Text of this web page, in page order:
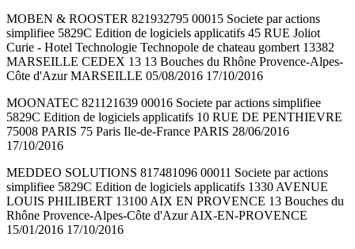
MOBEN & ROOSTER 821932795 00015 Societe par actions
simplifiee 5829C Edition de logiciels applicatifs 45 RUE Joliot
Curie - Hotel Technologie Technopole de chateau gombert 13382
MARSEILLE CEDEX 13 13 Bouches du Rhône Provence-Alpes-
Côte d'Azur MARSEILLE 05/08/2016 17/10/2016
MOONATEC 821121639 00016 Societe par actions simplifiee
5829C Edition de logiciels applicatifs 10 RUE DE PENTHIEVRE
75008 PARIS 75 Paris Ile-de-France PARIS 28/06/2016
17/10/2016
MEDDEO SOLUTIONS 817481096 00011 Societe par actions
simplifiee 5829C Edition de logiciels applicatifs 1330 AVENUE
LOUIS PHILIBERT 13100 AIX EN PROVENCE 13 Bouches du
Rhône Provence-Alpes-Côte d'Azur AIX-EN-PROVENCE
15/01/2016 17/10/2016